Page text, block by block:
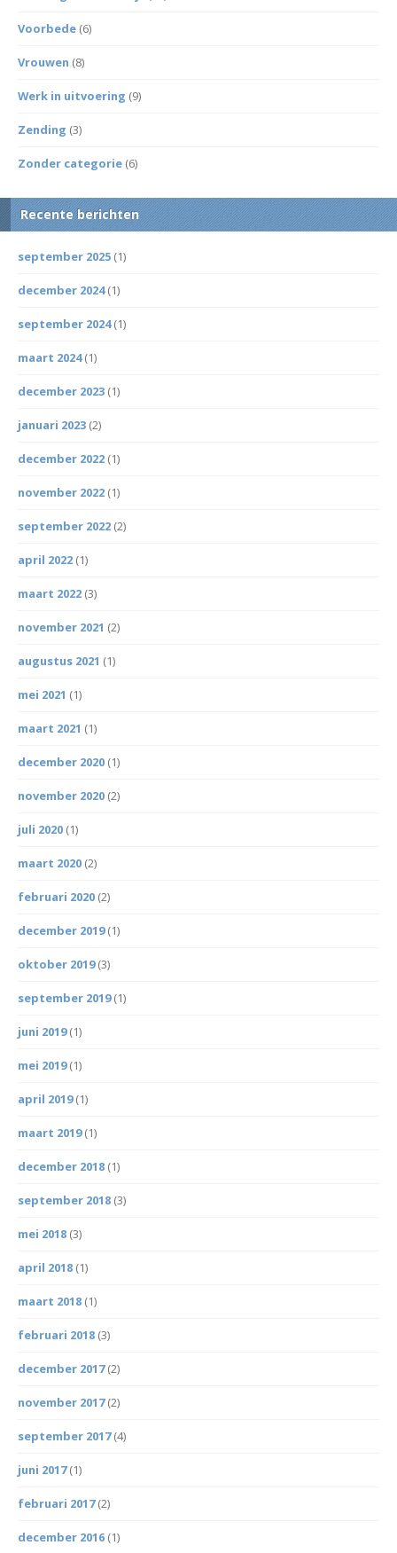
Voorbede (6)
Vrouwen (8)
Werk in uitvoering (9)
Zending (3)
Zonder categorie (6)
Recente berichten
september 2025 (1)
december 2024(1)
september 2024(1)
maart 2024(1)
december 2023 (1)
januari 2023 (2)
december 2022 (1)
november 2022 (1)
september 2022 (2)
april 2022 (1)
maart 2022 (3)
november 2021 (2)
augustus 2021 (1)
mei 2021 (1)
maart 2021 (1)
december 2020 (1)
november 2020 (2)
juli 2020 (1)
maart 2020 (2)
februari 2020 (2)
december 2019(1)
oktober 2019(3)
september 2019(1)
juni 2019(1)
mei 2019(1)
april 2019(1)
maart 2019(1)
december 2018 (1)
september 2018 (3)
mei 2018 (3)
april 2018 (1)
maart 2018 (1)
februari 2018 (3)
december 2017(2)
november 2017(2)
september 2017(4)
juni 2017(1)
februari 2017(2)
december 2016 (1)